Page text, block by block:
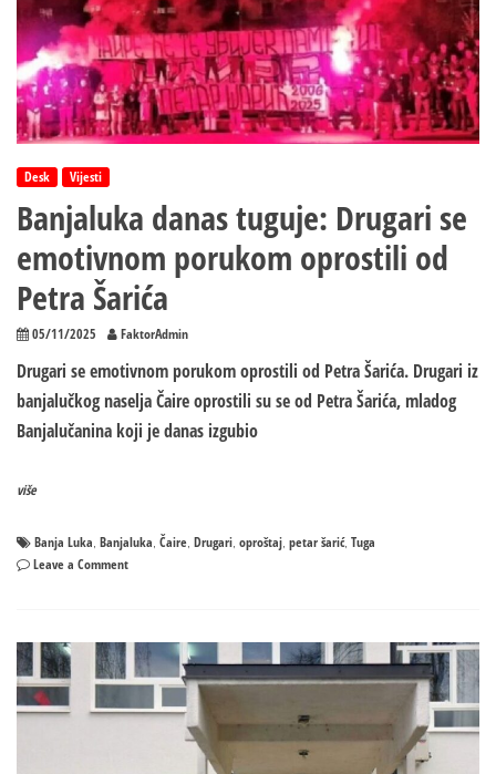
Desk Vijesti
Banjaluka danas tuguje: Drugari se
emotivnom porukom oprostili od
Petra Šarića
05/11/2025 FaktorAdmin
Drugari se emotivnom porukom oprostili od Petra Šarića. Drugari iz
banjalučkog naselja Čaire oprostili su se od Petra Šarića, mladog
Banjalučanina koji je danas izgubio
više
Banja Luka, Banjaluka, Čaire, Drugari, oproštaj, petar šarić, Tuga
Leave a Commenton
Drugari
se
porukom